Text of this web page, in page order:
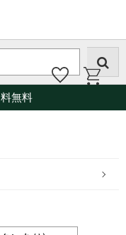
無料